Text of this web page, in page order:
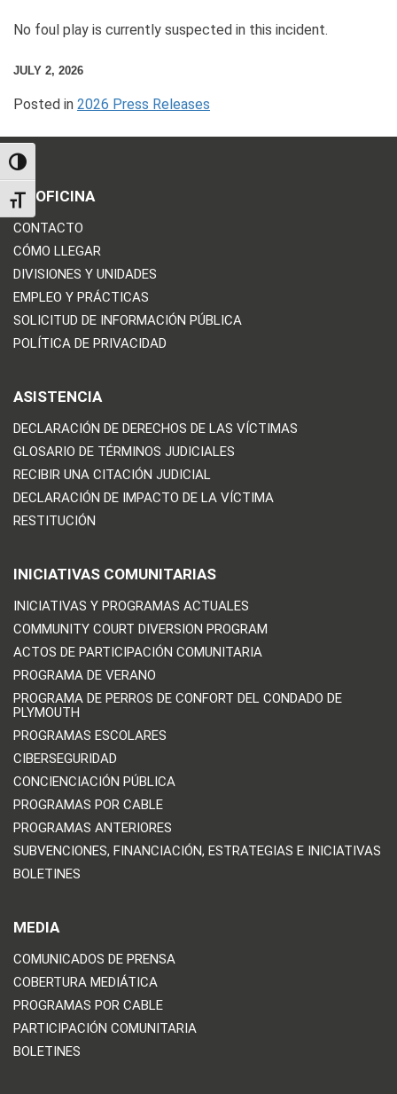
TOGGLE HIGH CONTRAST
TOGGLE FONT SIZE
No foul play is currently suspected in this incident.
JULY 2, 2026
Posted in 2026 Press Releases
LA OFICINA
CONTACTO
CÓMO LLEGAR
DIVISIONES Y UNIDADES
EMPLEO Y PRÁCTICAS
SOLICITUD DE INFORMACIÓN PÚBLICA
POLÍTICA DE PRIVACIDAD
ASISTENCIA
DECLARACIÓN DE DERECHOS DE LAS VÍCTIMAS
GLOSARIO DE TÉRMINOS JUDICIALES
RECIBIR UNA CITACIÓN JUDICIAL
DECLARACIÓN DE IMPACTO DE LA VÍCTIMA
RESTITUCIÓN
INICIATIVAS COMUNITARIAS
INICIATIVAS Y PROGRAMAS ACTUALES
COMMUNITY COURT DIVERSION PROGRAM
ACTOS DE PARTICIPACIÓN COMUNITARIA
PROGRAMA DE VERANO
PROGRAMA DE PERROS DE CONFORT DEL CONDADO DE
PLYMOUTH
PROGRAMAS ESCOLARES
CIBERSEGURIDAD
CONCIENCIACIÓN PÚBLICA
PROGRAMAS POR CABLE
PROGRAMAS ANTERIORES
SUBVENCIONES, FINANCIACIÓN, ESTRATEGIAS E INICIATIVAS
BOLETINES
MEDIA
COMUNICADOS DE PRENSA
COBERTURA MEDIÁTICA
PROGRAMAS POR CABLE
PARTICIPACIÓN COMUNITARIA
BOLETINES